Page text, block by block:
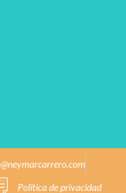
Política de privacidad